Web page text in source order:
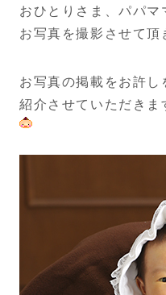
おひとりさま、パパ
お写真を撮影させて頂
お写真の掲載をお許
紹介させていただきま